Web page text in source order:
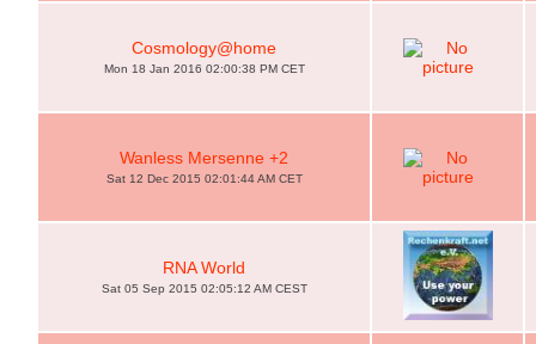
Cosmology@home
Mon 18 Jan 2016 02:00:38 PM CET
Wanless Mersenne +2
Sat 12 Dec 2015 02:01:44 AM CET
RNA World
Sat 05 Sep 2015 02:05:12 AM CEST